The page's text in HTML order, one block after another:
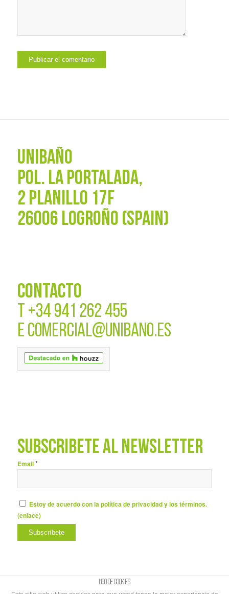
UNIBAÑO
POL. La Portalada,
2 PLANILLO 17F
26006 LOGROÑO (SPAIN)
CONTACTO
T +34 941 262 455
E COMERCIAL@UNIBANO.ES
SUBSCRÍBETE AL NEWSLETTER
Email*
Estoy de acuerdo con la política de privacidad y los términos.
(enlace)
Uso de cookies